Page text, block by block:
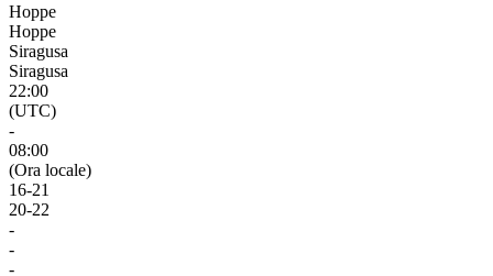
Hoppe
Hoppe
Siragusa
Siragusa
22:00
(UTC)
-
08:00
(Ora locale)
16-21
20-22
-
-
-